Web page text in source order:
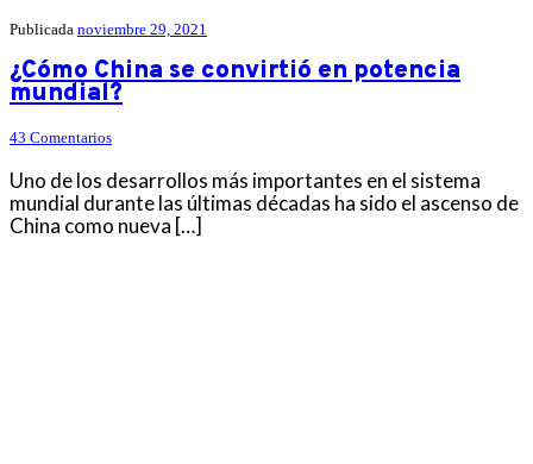
Publicada noviembre 29, 2021
¿Cómo China se convirtió en potencia
mundial?
43 Comentarios
Uno de los desarrollos más importantes en el sistema
mundial durante las últimas décadas ha sido el ascenso de
China como nueva […]